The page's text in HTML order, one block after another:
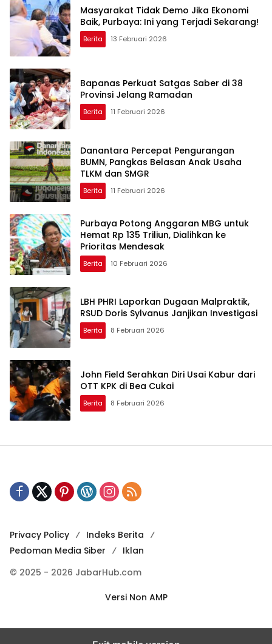
Masyarakat Tidak Demo Jika Ekonomi
Baik, Purbaya: Ini yang Terjadi Sekarang!
Berita 13 Februari 2026
Bapanas Perkuat Satgas Saber di 38
Provinsi Jelang Ramadan
Berita 11 Februari 2026
Danantara Percepat Pengurangan
BUMN, Pangkas Belasan Anak Usaha
TLKM dan SMGR
Berita 11 Februari 2026
Purbaya Potong Anggaran MBG untuk
Hemat Rp 135 Triliun, Dialihkan ke
Prioritas Mendesak
Berita 10 Februari 2026
LBH PHRI Laporkan Dugaan Malpraktik,
RSUD Doris Sylvanus Janjikan Investigasi
Berita 8 Februari 2026
John Field Serahkan Diri Usai Kabur dari
OTT KPK di Bea Cukai
Berita 8 Februari 2026
Privacy Policy
Indeks Berita
Pedoman Media Siber
Iklan
© 2025 - 2026 JabarHub.com
Versi Non AMP